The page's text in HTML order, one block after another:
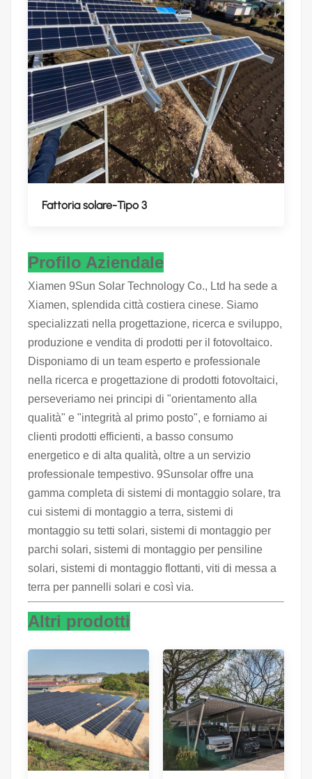
Fattoria solare-Tipo 3
Profilo Aziendale
Xiamen 9Sun Solar Technology Co., Ltd ha sede a
Xiamen, splendida città costiera cinese. Siamo
specializzati nella progettazione, ricerca e sviluppo,
produzione e vendita di prodotti per il fotovoltaico.
Disponiamo di un team esperto e professionale
nella ricerca e progettazione di prodotti fotovoltaici,
perseveriamo nei principi di "orientamento alla
qualità" e "integrità al primo posto", e forniamo ai
clienti prodotti efficienti, a basso consumo
energetico e di alta qualità, oltre a un servizio
professionale tempestivo. 9Sunsolar offre una
gamma completa di sistemi di montaggio solare, tra
cui sistemi di montaggio a terra, sistemi di
montaggio su tetti solari, sistemi di montaggio per
parchi solari, sistemi di montaggio per pensiline
solari, sistemi di montaggio flottanti, viti di messa a
terra per pannelli solari e così via.
Altri prodotti